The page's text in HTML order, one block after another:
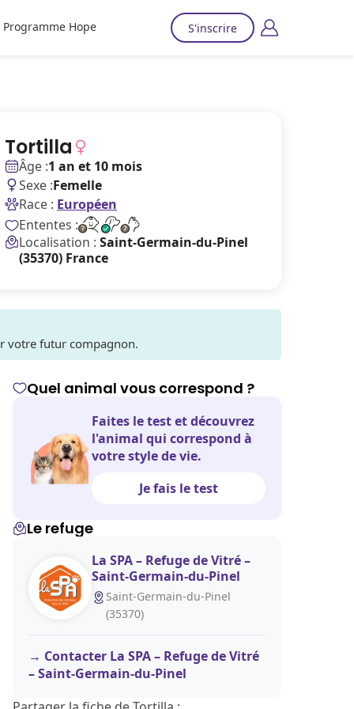
Programme Hope S'inscrire
Tortilla
Âge :1 an et 10 mois
Sexe :Femelle
Race : Européen
Ententes :
Localisation : Saint-Germain-du-Pinel
(35370) France
votre futur compagnon.
Quel animal vous correspond ?
Faites le test et découvrez
l'animal qui correspond à
votre style de vie.
Je fais le test
Le refuge
La SPA – Refuge de Vitré –
Saint-Germain-du-Pinel
Saint-Germain-du-Pinel
(35370)
Contacter La SPA – Refuge de Vitré
– Saint-Germain-du-Pinel